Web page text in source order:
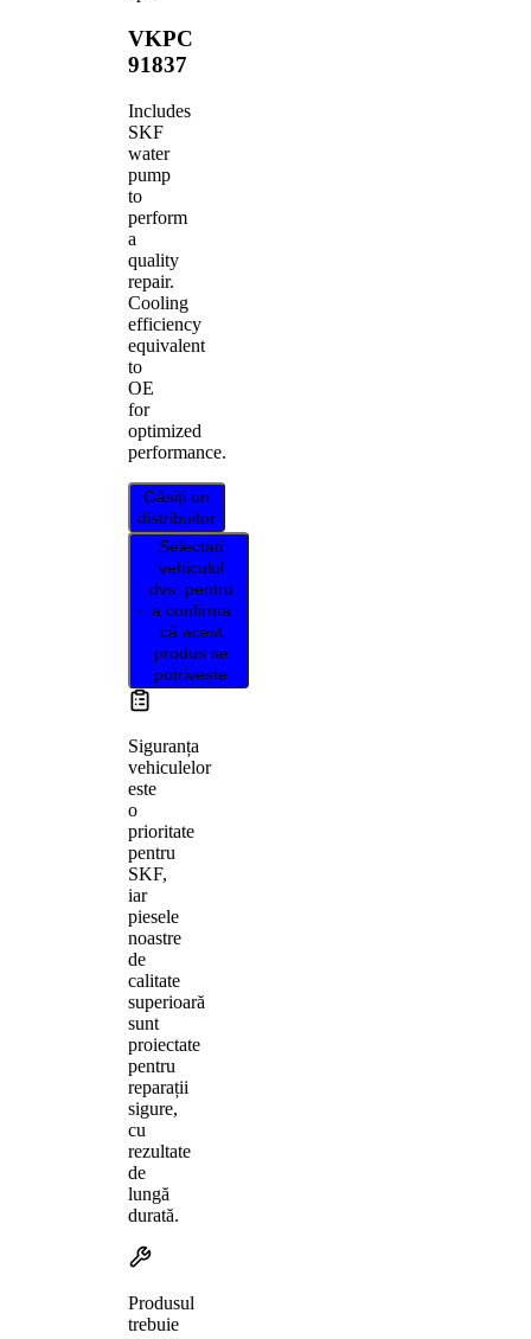
VKPC
91837
Includes
SKF
water
pump
to
perform
a
quality
repair.
Cooling
efficiency
equivalent
to
OE
for
optimized
performance.
Găsiți un
distribuitor
Selectați
vehiculul
dvs. pentru
a confirma
că acest
produs se
potrivește
Siguranța
vehiculelor
este
o
prioritate
pentru
SKF,
iar
piesele
noastre
de
calitate
superioară
sunt
proiectate
pentru
reparații
sigure,
cu
rezultate
de
lungă
durată.
Produsul
trebuie